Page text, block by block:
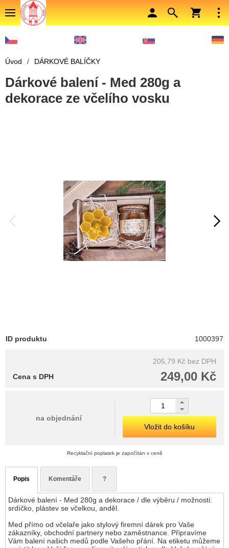
Úvod / DÁRKOVÉ BALÍČKY
Dárkové balení - Med 280g a
dekorace ze včelího vosku
ID produktu 1000397
205,79 Kč bez DPH
249,00 Kč
Cena s DPH
na objednání
Vložit do košíku
Recyklační poplatek je započítán v ceně
Popis Komentáře ?
Dárkové balení - Med 280g a dekorace / dle výběru / možnosti:
srdíčko, plástev se včelkou, anděl.
Med přímo od včelaře jako stylový firemní dárek pro Vaše
zákazníky, obchodní partnery nebo zaměstnance. Připravíme
Vám balení našich medů podle Vašeho přání. Na etiketu můžeme